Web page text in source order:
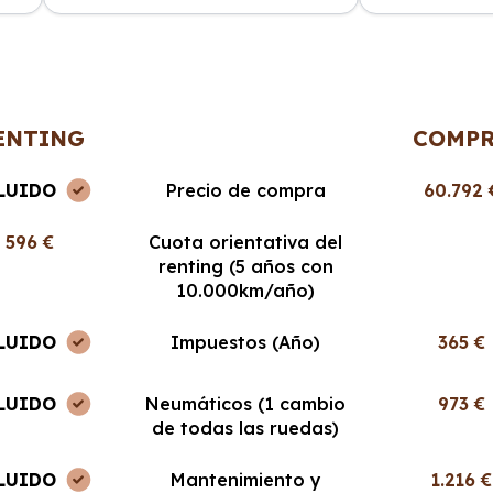
Precio de compra 60.792
596 €
Cuota orientativa del
renting (5 años con
10.000km/año)
Impuestos (Año) 365 €
Neumáticos (1 cambio
de todas las ruedas)
973 €
Mantenimiento y 1.216 €